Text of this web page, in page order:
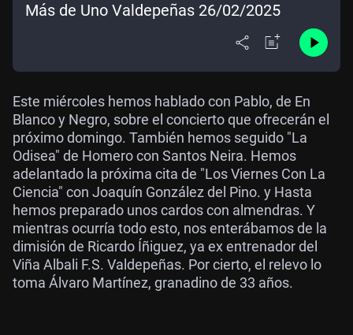
Más de Uno Valdepeñas 26/02/2025
Este miércoles hemos hablado con Pablo, de En
Blanco y Negro, sobre el concierto que ofrecerán el
próximo domingo. También hemos seguido "La
Odisea" de Homero con Santos Neira. Hemos
adelantado la próxima cita de "Los Viernes Con La
Ciencia" con Joaquín González del Pino. y Hasta
hemos preparado unos cardos con almendras. Y
mientras ocurría todo esto, nos enterábamos de la
dimisión de Ricardo Íñiguez, ya ex entrenador del
Viña Albali F.S. Valdepeñas. Por cierto, el relevo lo
toma Álvaro Martínez, granadino de 33 años.